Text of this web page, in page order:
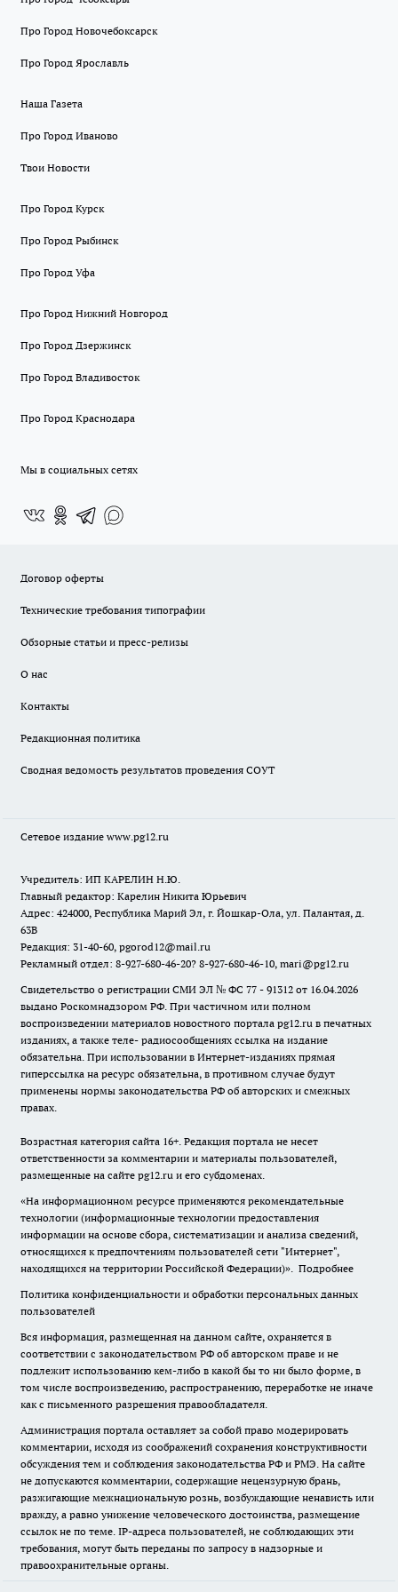
Про Город Новочебоксарск
Про Город Ярославль
Наша Газета
Про Город Иваново
Твои Новости
Про Город Курск
Про Город Рыбинск
Про Город Уфа
Про Город Нижний Новгород
Про Город Дзержинск
Про Город Владивосток
Про Город Краснодара
Мы в социальных сетях
Договор оферты
Технические требования типографии
Обзорные статьи и пресс-релизы
О нас
Контакты
Редакционная политика
Сводная ведомость результатов проведения СОУТ
Сетевое издание www.pg12.ru
Учредитель: ИП КАРЕЛИН Н.Ю.
Главный редактор: Карелин Никита Юрьевич
Адрес: 424000, Республика Марий Эл, г. Йошкар-Ола, ул. Палантая, д.
63В
Редакция: 31-40-60, pgorod12@mail.ru
Рекламный отдел: 8-927-680-46-20? 8-927-680-46-10, mari@pg12.ru
Свидетельство о регистрации СМИ ЭЛ № ФС 77 - 91312 от 16.04.2026
выдано Роскомнадзором РФ. При частичном или полном
воспроизведении материалов новостного портала pg12.ru в печатных
изданиях, а также теле- радиосообщениях ссылка на издание
обязательна. При использовании в Интернет-изданиях прямая
гиперссылка на ресурс обязательна, в противном случае будут
применены нормы законодательства РФ об авторских и смежных
правах.
Возрастная категория сайта 16+. Редакция портала не несет
ответственности за комментарии и материалы пользователей,
размещенные на сайте pg12.ru и его субдоменах.
«На информационном ресурсе применяются рекомендательные
технологии (информационные технологии предоставления
информации на основе сбора, систематизации и анализа сведений,
относящихся к предпочтениям пользователей сети "Интернет",
находящихся на территории Российской Федерации)». Подробнее
Политика конфиденциальности и обработки персональных данных
пользователей
Вся информация, размещенная на данном сайте, охраняется в
соответствии с законодательством РФ об авторском праве и не
подлежит использованию кем-либо в какой бы то ни было форме, в
том числе воспроизведению, распространению, переработке не иначе
как с письменного разрешения правообладателя.
Администрация портала оставляет за собой право модерировать
комментарии, исходя из соображений сохранения конструктивности
обсуждения тем и соблюдения законодательства РФ и РМЭ. На сайте
не допускаются комментарии, содержащие нецензурную брань,
разжигающие межнациональную рознь, возбуждающие ненависть или
вражду, а равно унижение человеческого достоинства, размещение
ссылок не по теме. IP-адреса пользователей, не соблюдающих эти
требования, могут быть переданы по запросу в надзорные и
правоохранительные органы.